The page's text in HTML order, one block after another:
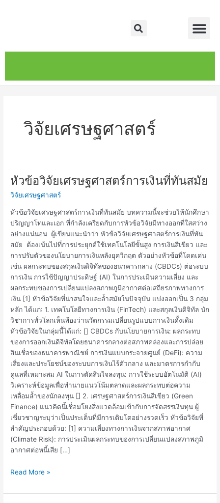
Search
วิจัยเศรษฐศาสตร์
หัวข้อวิจัยเศรษฐศาสตร์การเงินที่ทันสมัย
วิจัยเศรษฐศาสตร์
หัวข้อวิจัยเศรษฐศาสตร์การเงินที่ทันสมัย บทความนี้จะช่วยให้นักศึกษา
ปริญญาโทและเอก ที่กำลังเครียดกับการหัวข้อวิจัยมีทางออกที่ใสสว่าง
อย่างแน่นอน ผู้เขียนแนะนำว่า หัวข้อวิจัยเศรษฐศาสตร์การเงินที่ทัน
สมัย ต้องเน้นไปที่การประยุกต์ใช้เทคโนโลยีขั้นสูง การเงินสีเขียว และ
การปรับตัวของนโยบายการเงินหลังยุควิกฤต ตัวอย่างหัวข้อที่โดดเด่น
เช่น ผลกระทบของสกุลเงินดิจิทัลของธนาคารกลาง (CBDCs) ต่อระบบ
การเงิน การใช้ปัญญาประดิษฐ์ (AI) ในการประเมินความเสี่ยง และ
ผลกระทบของการเปลี่ยนแปลงสภาพภูมิอากาศต่อเสถียรภาพทางการ
เงิน [1] หัวข้อวิจัยที่น่าสนใจและล้ำสมัยในปัจจุบัน แบ่งออกเป็น 3 กลุ่ม
หลัก ได้แก่: 1. เทคโนโลยีทางการเงิน (FinTech) และสกุลเงินดิจิทัล นัก
วิชาการทั่วโลกเห็นพ้องว่านวัตกรรมเปลี่ยนรูปแบบการเงินดั้งเดิม
หัวข้อวิจัยในกลุ่มนี้ได้แก่: [] CBDCs กับนโยบายการเงิน: ผลกระทบ
ของการออกเงินดิจิทัลโดยธนาคารกลางต่อสภาพคล่องและการปล่อย
สินเชื่อของธนาคารพาณิชย์ การเงินแบบกระจายศูนย์ (DeFi): ความ
เสี่ยงและประโยชน์ของระบบการเงินไร้ตัวกลาง และมาตรการกำกับ
ดูแลที่เหมาะสม AI ในการตัดสินใจลงทุน: การใช้ระบบอัตโนมัติ (AI)
วิเคราะห์ข้อมูลเพื่อทำนายแนวโน้มตลาดและผลกระทบต่อความ
เหลื่อมล้ำของนักลงทุน [] 2. เศรษฐศาสตร์การเงินสีเขียว (Green
Finance) แนวคิดนี้เชื่อมโยงสิ่งแวดล้อมเข้ากับการจัดสรรเงินทุน ผู้
เชี่ยวชาญระบุว่าเป็นประเด็นที่มีการเติบโตอย่างรวดเร็ว หัวข้อวิจัยที่
สำคัญประกอบด้วย: [1] ความเสี่ยงทางการเงินจากสภาพอากาศ
(Climate Risk): การประเมินผลกระทบของการเปลี่ยนแปลงสภาพภูมิ
อากาศต่อหนี้เสีย […]
หัวข้อ
เศรษฐศาสตร์
การ
เงิน
ที่
ทัน
สมัย
Read More »